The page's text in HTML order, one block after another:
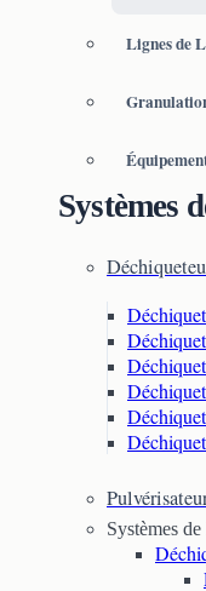
Lignes de
Systèmes
Systèmes